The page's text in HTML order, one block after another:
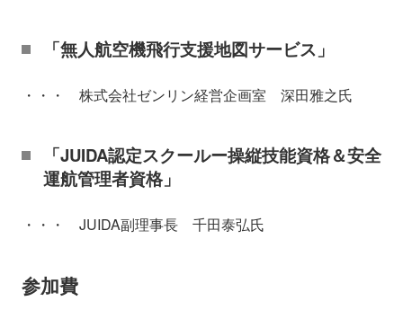
「無人航空機飛行支援地図サービス」
・・・ 株式会社ゼンリン経営企画室 深田雅之氏
「JUIDA認定スクールー操縦技能資格＆安全
運航管理者資格」
・・・ JUIDA副理事長 千田泰弘氏
参加費